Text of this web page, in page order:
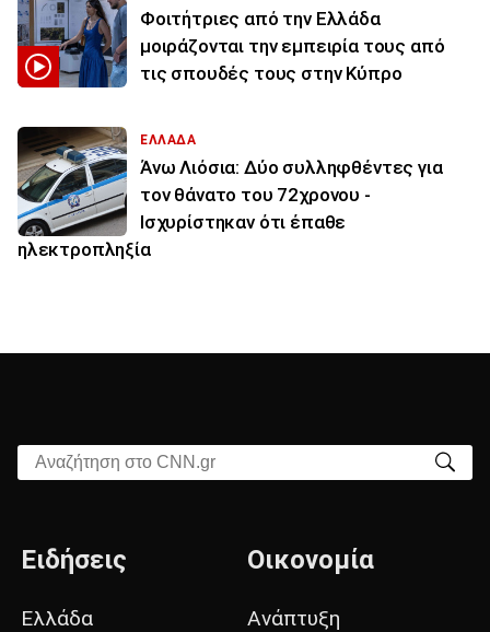
Φοιτήτριες από την Ελλάδα
μοιράζονται την εμπειρία τους από
τις σπουδές τους στην Κύπρο
ΕΛΛΑΔΑ
Άνω Λιόσια: Δύο συλληφθέντες για
τον θάνατο του 72χρονου -
Ισχυρίστηκαν ότι έπαθε
ηλεκτροπληξία
Αναζήτηση στο CNN.gr
Ειδήσεις
Ελλάδα
Οικονομία
Ανάπτυξη